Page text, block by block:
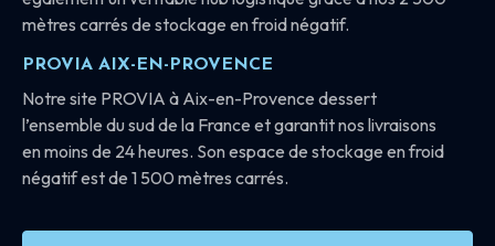
mètres carrés de stockage en froid négatif.
PROVIA AIX-EN-PROVENCE
Notre site PROVIA à Aix-en-Provence dessert
l’ensemble du sud de la France et garantit nos livraisons
en moins de 24 heures. Son espace de stockage en froid
négatif est de 1 500 mètres carrés.